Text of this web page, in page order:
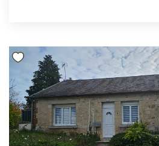
des 2 Vallées Agence de Fismes
Référence agence : 10058
lumineux salon-séjour traversant
vous trouverez trois chambres,
d'eau, un bureau sous pente, un
salle d'eau avec WC. Le sous-sol
chaufferie, atelier et cave à vin.
complète l'ensemble. Habitable
maison nécessitera quelques
(électricité, menuiseries, isolation)
potentiel. Un bien rare alliant
emplacement privilégié, idéal pour